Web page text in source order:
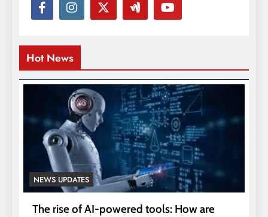
Hot News
NEWS UPDATES
The rise of AI-powered tools: How are